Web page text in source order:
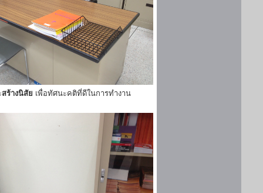
สร้างนิสัย เพื่อทัศนะคติที่ดีในการทำงาน